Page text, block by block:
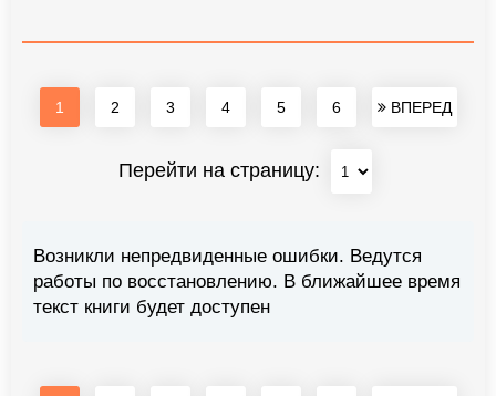
1 2 3 4 5 6 ВПЕРЕД
Перейти на страницу:
Возникли непредвиденные ошибки. Ведутся
работы по восстановлению. В ближайшее время
текст книги будет доступен